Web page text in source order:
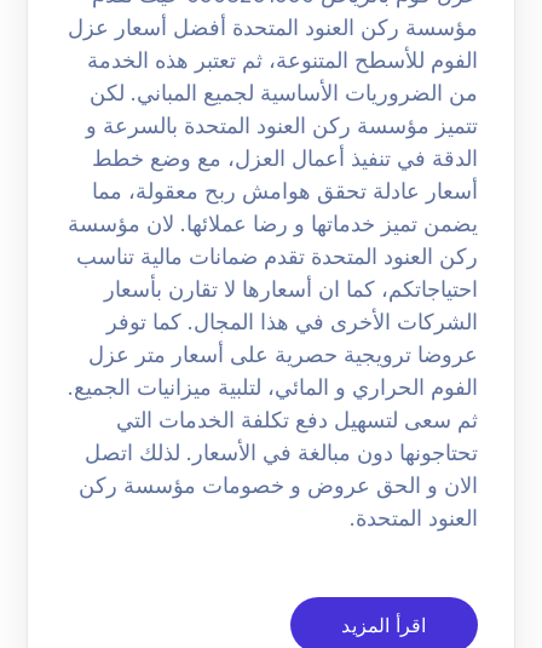
مؤسسة ركن العنود المتحدة أفضل أسعار عزل
الفوم للأسطح المتنوعة، ثم تعتبر هذه الخدمة
من الضروريات الأساسية لجميع المباني. لكن
تتميز مؤسسة ركن العنود المتحدة بالسرعة و
الدقة في تنفيذ أعمال العزل، مع وضع خطط
أسعار عادلة تحقق هوامش ربح معقولة، مما
يضمن تميز خدماتها و رضا عملائها. لان مؤسسة
ركن العنود المتحدة تقدم ضمانات مالية تناسب
احتياجاتكم، كما ان أسعارها لا تقارن بأسعار
الشركات الأخرى في هذا المجال. كما توفر
عروضا ترويجية حصرية على أسعار متر عزل
الفوم الحراري و المائي، لتلبية ميزانيات الجميع.
ثم سعى لتسهيل دفع تكلفة الخدمات التي
تحتاجونها دون مبالغة في الأسعار. لذلك اتصل
الان و الحق عروض و خصومات مؤسسة ركن
العنود المتحدة.
اقرأ المزيد